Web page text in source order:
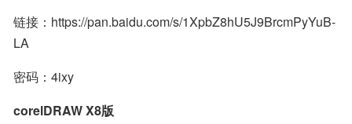
链接：https://pan.baidu.com/s/1XpbZ8hU5J9BrcmPyYuB-
LA
密码：4ixy
corelDRAW X8版